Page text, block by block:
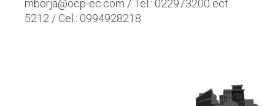
mborja@ocp-ec.com / Tel.: 022973200 ect.
5212 / Cel.: 0994928218